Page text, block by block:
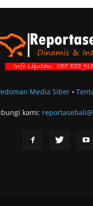
Media Siber•
kami: